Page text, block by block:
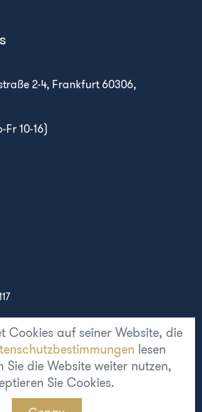
2-4, Frankfurt 60306,
Fr 10-16)
Alle Rechte vorbehalten.
Cookies auf seiner Website, die
lesen
Sie die Website weiter nutzen,
Sie Cookies.